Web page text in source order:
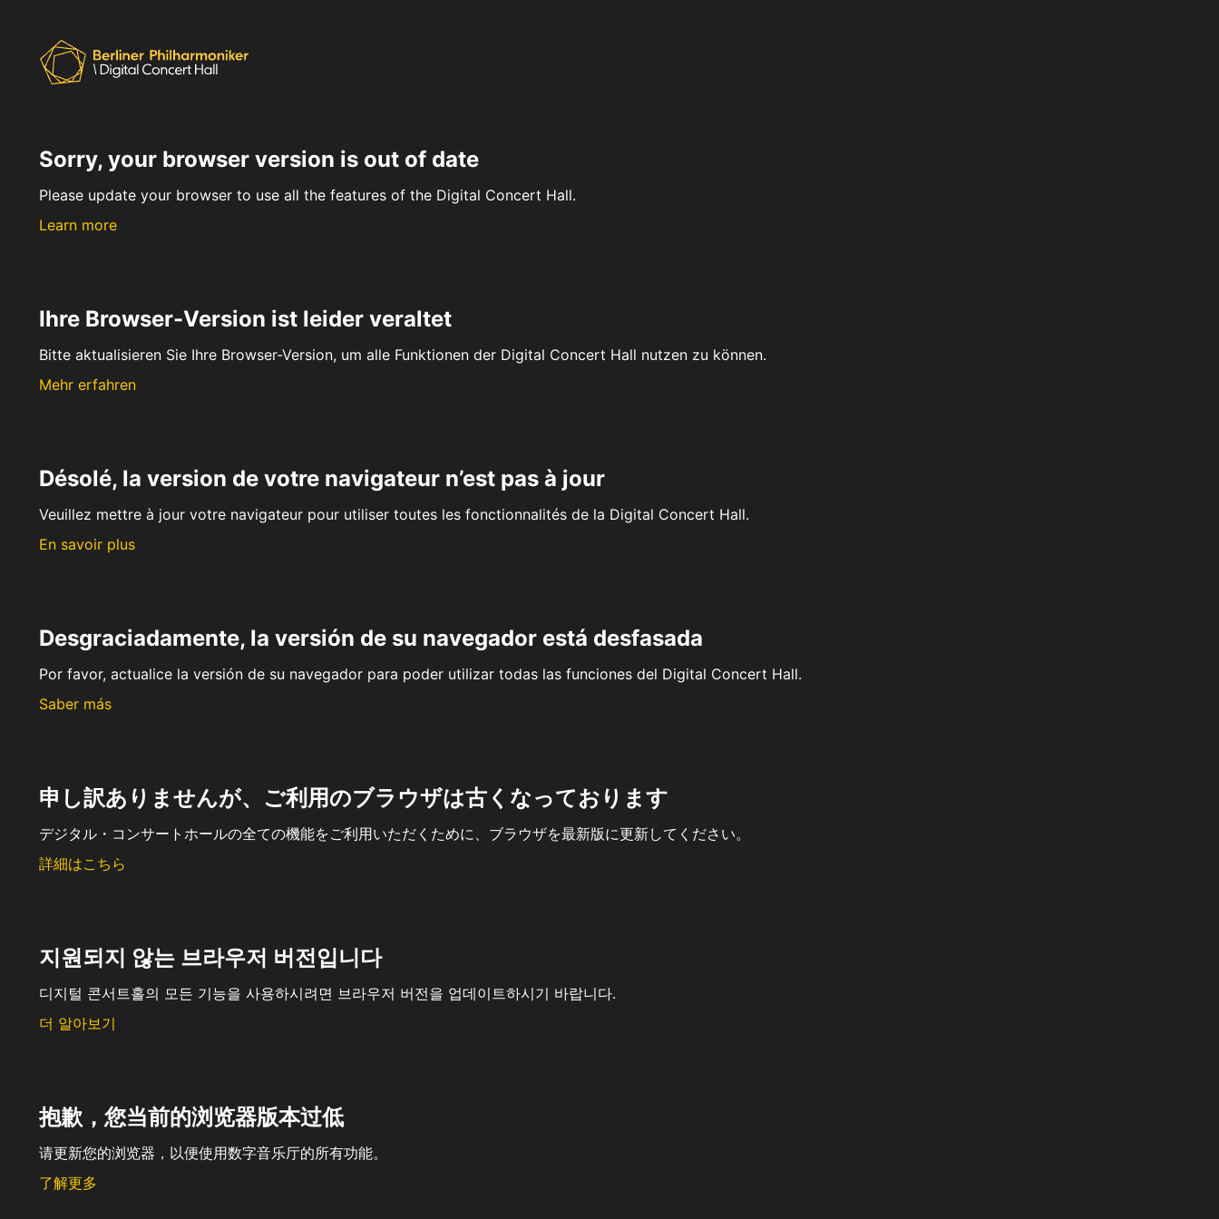
Sorry, your browser version is out of date
Please update your browser to use all the features of the Digital Concert Hall.
Learn more
Ihre Browser-Version ist leider veraltet
Bitte aktualisieren Sie Ihre Browser-Version, um alle Funktionen der Digital Concert Hall nutzen zu können.
Mehr erfahren
Désolé, la version de votre navigateur n’est pas à jour
Veuillez mettre à jour votre navigateur pour utiliser toutes les fonctionnalités de la Digital Concert Hall.
En savoir plus
Desgraciadamente, la versión de su navegador está desfasada
Por favor, actualice la versión de su navegador para poder utilizar todas las funciones del Digital Concert Hall.
Saber más
申し訳ありませんが、ご利用のブラウザは古くなっております
デジタル・コンサートホールの全ての機能をご利用いただくために、ブラウザを最新版に更新してください。
詳細はこちら
지원되지 않는 브라우저 버전입니다
디지털 콘서트홀의 모든 기능을 사용하시려면 브라우저 버전을 업데이트하시기 바랍니다.
더 알아보기
抱歉，您当前的浏览器版本过低
请更新您的浏览器，以便使用数字音乐厅的所有功能。
了解更多